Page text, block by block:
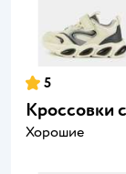
5
Кроссовки
Хорошие